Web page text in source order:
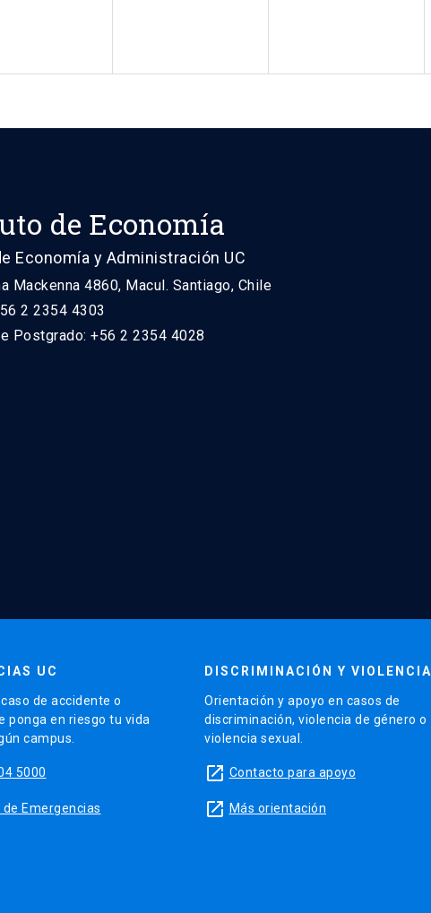
de Economía
Economía y Administración UC
Mackenna 4860, Macul. Santiago, Chile
2 2354 4303
Postgrado: +56 2 2354 4028
UC
de accidente o
ponga en riesgo tu vida
campus.
5000
de Emergencias
DISCRIMINACIÓN Y VIOLENCIA
Orientación y apoyo en casos de
discriminación, violencia de género o
violencia sexual.
launch Contacto para apoyo
launch Más orientación